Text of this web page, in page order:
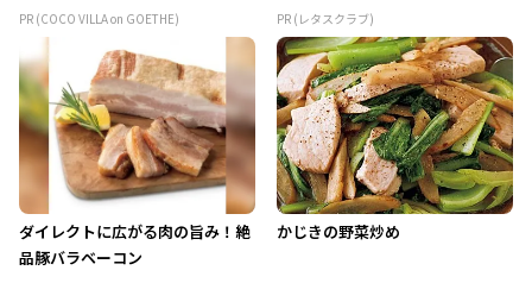
PR (COCO VILLA on GOETHE) PR (レタスクラブ)
ダイレクトに広がる肉の旨み！絶
品豚バラベーコン
かじきの野菜炒め